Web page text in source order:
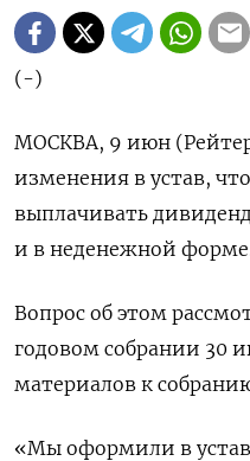
(-)
МОСКВА, 9 июн
изменения в устав,
выплачивать
и в неденежной
Вопрос ​об ​этом
годовом собрании 30
материалов к
«Мы оформили в